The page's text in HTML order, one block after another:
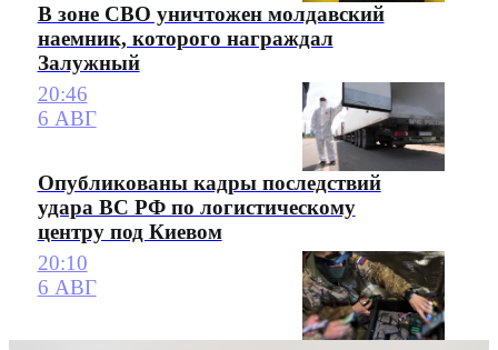
В зоне СВО уничтожен молдавский
наемник, которого награждал
Залужный
20:46
6 АВГ
Опубликованы кадры последствий
удара ВС РФ по логистическому
центру под Киевом
20:10
6 АВГ